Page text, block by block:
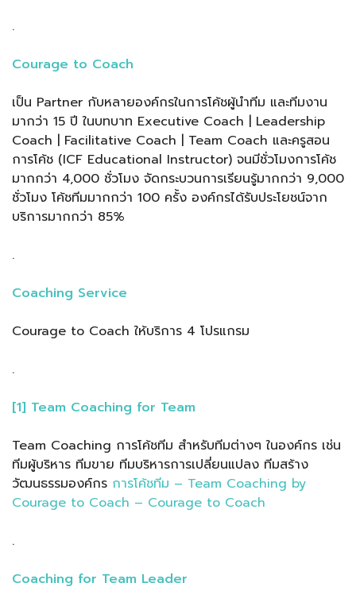
.
Courage to Coach
เป็น Partner กับหลายองค์กรในการโค้ชผู้นำทีม และทีมงาน
มากว่า 15 ปี ในบทบาท Executive Coach | Leadership
Coach | Facilitative Coach | Team Coach และครูสอน
การโค้ช (ICF Educational Instructor) จนมีชั่วโมงการโค้ช
มากกว่า 4,000 ชั่วโมง จัดกระบวนการเรียนรู้มากกว่า 9,000
ชั่วโมง โค้ชทีมมากกว่า 100 ครั้ง องค์กรได้รับประโยชน์จาก
บริการมากกว่า 85%
.
Coaching Service
Courage to Coach ให้บริการ 4 โปรแกรม
.
[1] Team Coaching for Team
Team Coaching การโค้ชทีม สำหรับทีมต่างๆ ในองค์กร เช่น
ทีมผู้บริหาร ทีมขาย ทีมบริหารการเปลี่ยนแปลง ทีมสร้าง
วัฒนธรรมองค์กร การโค้ชทีม – Team Coaching by
Courage to Coach – Courage to Coach
.
Coaching for Team Leader